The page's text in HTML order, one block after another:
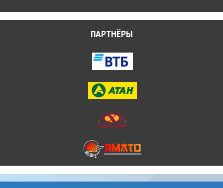
ПАРТНЁРЫ